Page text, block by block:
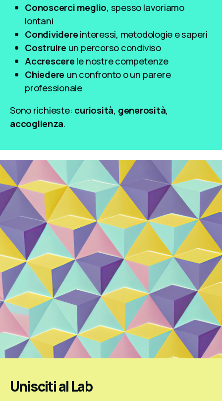
Conoscerci meglio, spesso lavoriamo
lontani
Condividereinteressi, metodologie e saperi
Costruire un percorso condiviso
Accrescerele nostre competenze
Chiedere un confronto o un parere
professionale
Sono richieste: curiosità, generosità,
accoglienza.
Unisciti al Lab